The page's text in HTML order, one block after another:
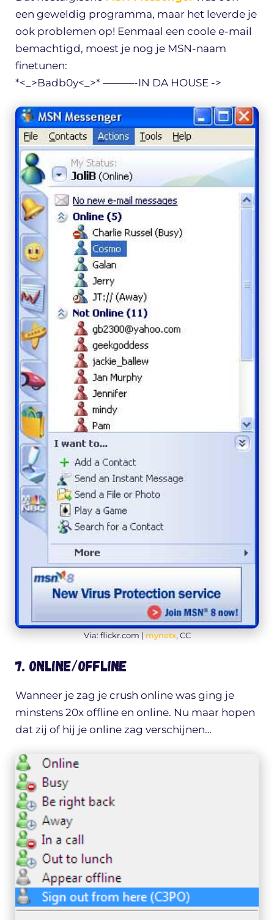
een geweldig programma, maar het leverde je
ook problemen op! Eenmaal een coole e-mail
bemachtigd, moest je nog je MSN-naam
finetunen:
*<_>Badb0y<_>* ———-IN DA HOUSE ->
Via: flickr.com | mynetx, CC
7. Online/offline
Wanneer je zag je crush online was ging je
minstens 20x offline en online. Nu maar hopen
dat zij of hij je online zag verschijnen…